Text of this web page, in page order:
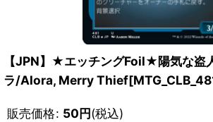
【JPN】★エッチングFoil★陽気な盗
ラ/Alora, Merry
販売価格: 50円(税込)